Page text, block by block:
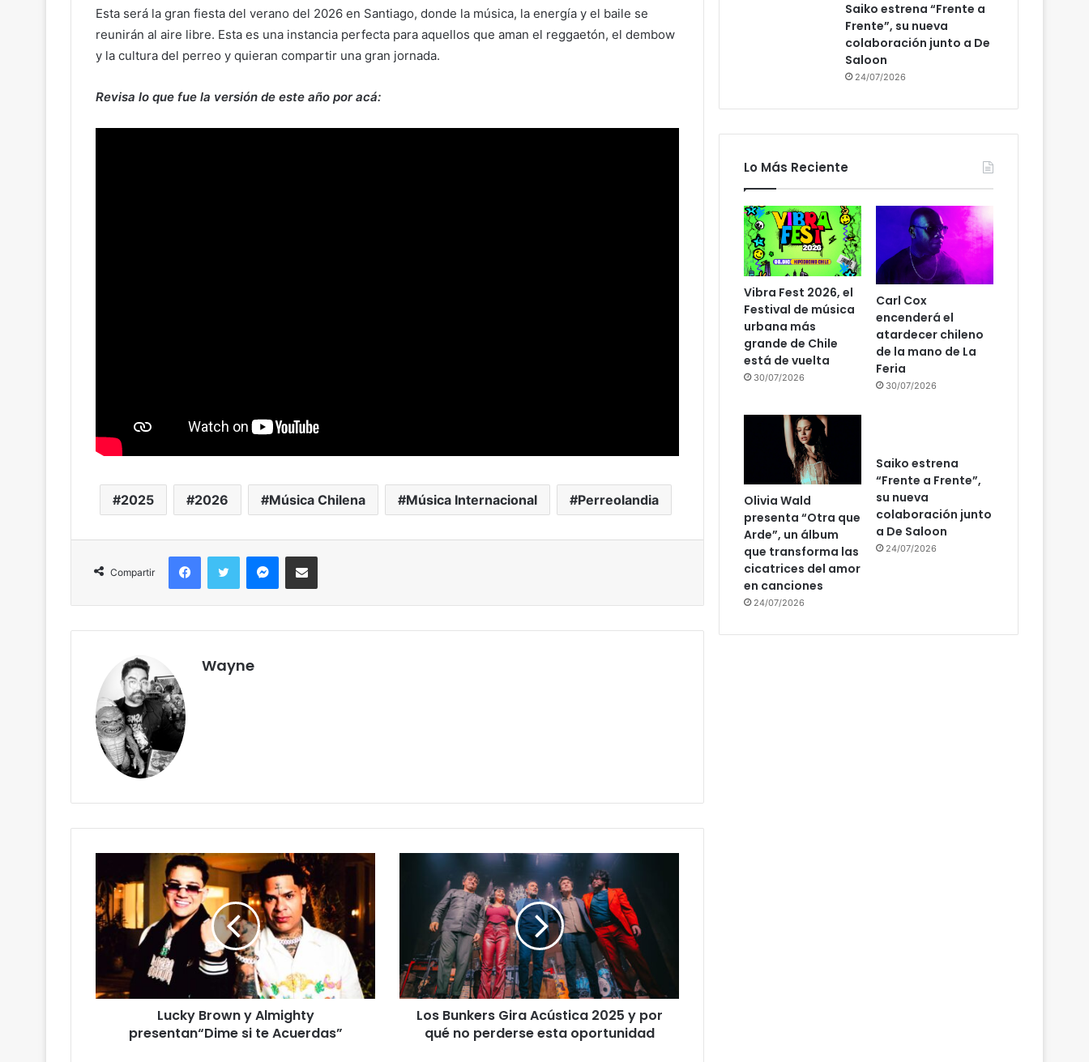
Esta será la gran fiesta del verano del 2026 en Santiago, donde la música, la energía y el baile se
reunirán al aire libre. Esta es una instancia perfecta para aquellos que aman el reggaetón, el dembow
y la cultura del perreo y quieran compartir una gran jornada.
Revisa lo que fue la versión de este año por acá:
2025 2026 Música Chilena Música Internacional Perreolandia
Compartir
FacebookTwitter MessengerCompartir por correo
Wayne
Lucky Brown y Almighty
presentan“Dime si te Acuerdas”
Los Bunkers Gira Acústica 2025 y por
qué no perderse esta oportunidad
Saiko estrena “Frente a
Frente”, su nueva
colaboración junto a De
Saloon
24/07/2026
Lo Más Reciente
Vibra Fest 2026, el
Festival de música
urbana más
grande de Chile
está de vuelta
30/07/2026
Carl Cox
encenderá el
atardecer chileno
de la mano de La
Feria
30/07/2026
Olivia Wald
presenta “Otra que
Arde”, un álbum
que transforma las
cicatrices del amor
en canciones
24/07/2026
Saiko estrena
“Frente a Frente”,
su nueva
colaboración junto
a De Saloon
24/07/2026